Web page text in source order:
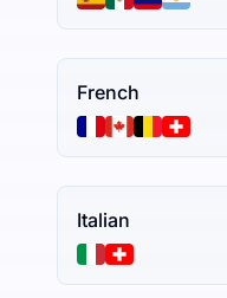
French
Italian